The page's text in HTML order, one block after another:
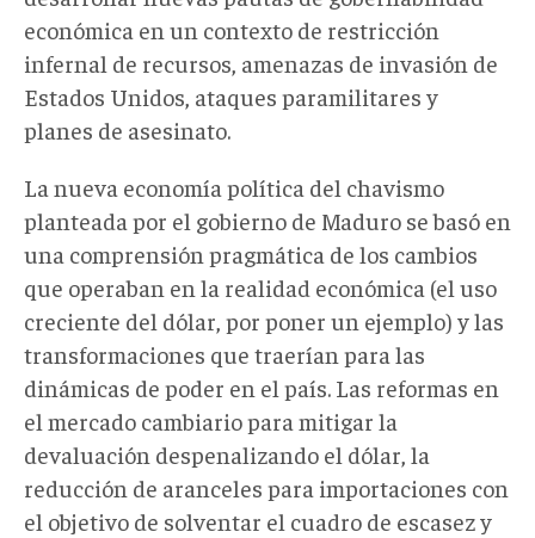
económica en un contexto de restricción
infernal de recursos, amenazas de invasión de
Estados Unidos, ataques paramilitares y
planes de asesinato.
La nueva economía política del chavismo
planteada por el gobierno de Maduro se basó en
una comprensión pragmática de los cambios
que operaban en la realidad económica (el uso
creciente del dólar, por poner un ejemplo) y las
transformaciones que traerían para las
dinámicas de poder en el país. Las reformas en
el mercado cambiario para mitigar la
devaluación despenalizando el dólar, la
reducción de aranceles para importaciones con
el objetivo de solventar el cuadro de escasez y